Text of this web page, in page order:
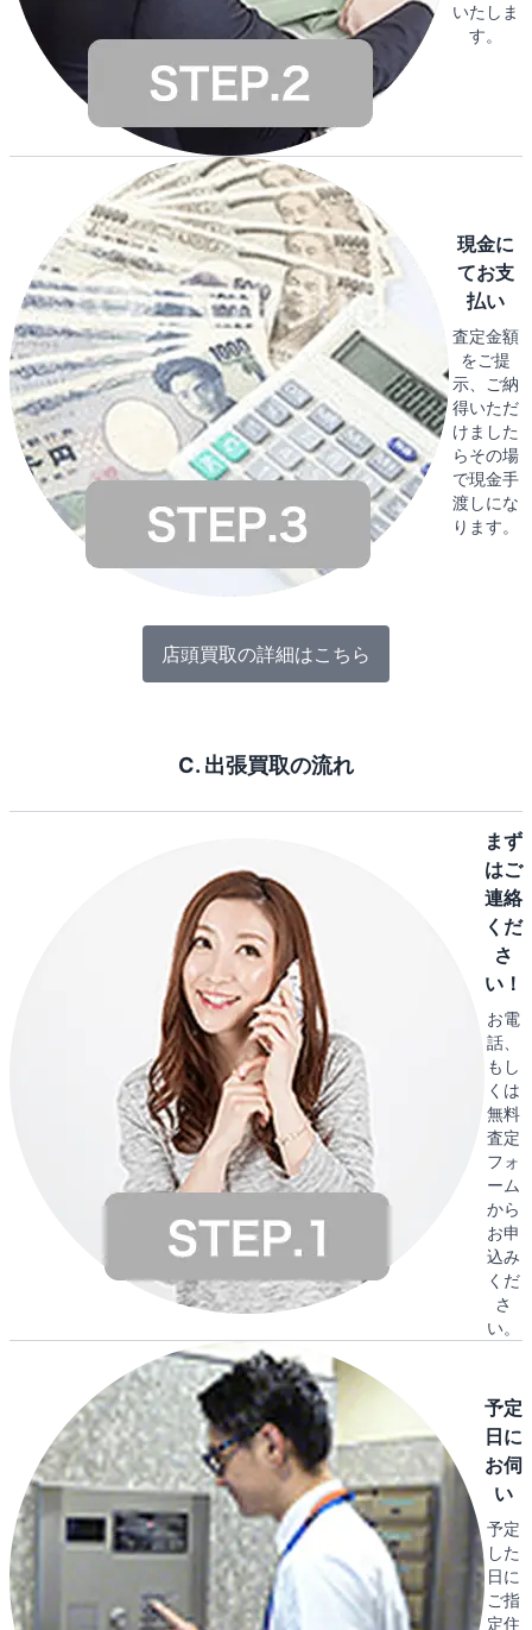
いたしま
す。
現金に
てお支
払い
査定金額
をご提
示、ご納
得いただ
けました
らその場
で現金手
渡しにな
ります。
店頭買取の詳細はこちら
C. 出張買取の流れ
まず
はご
連絡
くだ
さ
い！
お電
話、
もし
くは
無料
査定
フォ
ーム
から
お申
込み
くだ
さ
い。
予定
日に
お伺
い
予定
した
日に
ご指
定住